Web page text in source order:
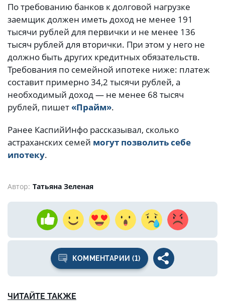
По требованию банков к долговой нагрузке
заемщик должен иметь доход не менее 191
тысячи рублей для первички и не менее 136
тысяч рублей для вторички. При этом у него не
должно быть других кредитных обязательств.
Требования по семейной ипотеке ниже: платеж
составит примерно 34,2 тысячи рублей, а
необходимый доход — не менее 68 тысяч
рублей, пишет «Прайм».
Ранее КаспийИнфо рассказывал, сколько
астраханских семей могут позволить себе
ипотеку.
Автор: Татьяна Зеленая
КОММЕНТАРИИ (1)
ЧИТАЙТЕ ТАКЖЕ